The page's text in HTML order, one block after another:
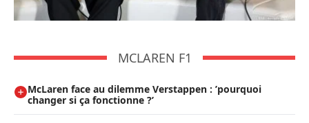
MCLAREN F1
McLaren face au dilemme Verstappen : ’pourquoi
changer si ça fonctionne ?’